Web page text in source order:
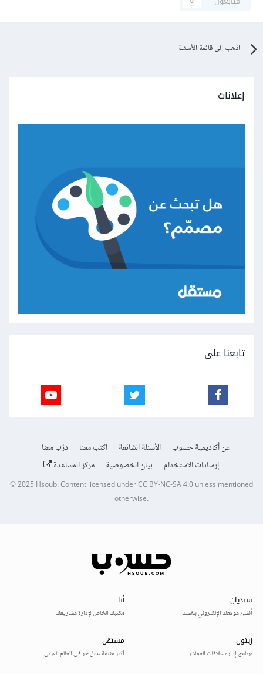
اذهب إلى قائمة الأسئلة
إعلانات
تابعنا على
عن أكاديمية حسوب الأسئلة الشائعة اكتب معنا
درّب معنا
إرشادات الاستخدام
بيان الخصوصية مركز المساعدة
© 2025Hsoub.Content licensed underCC BY-NC-SA 4.0unless mentioned
otherwise.